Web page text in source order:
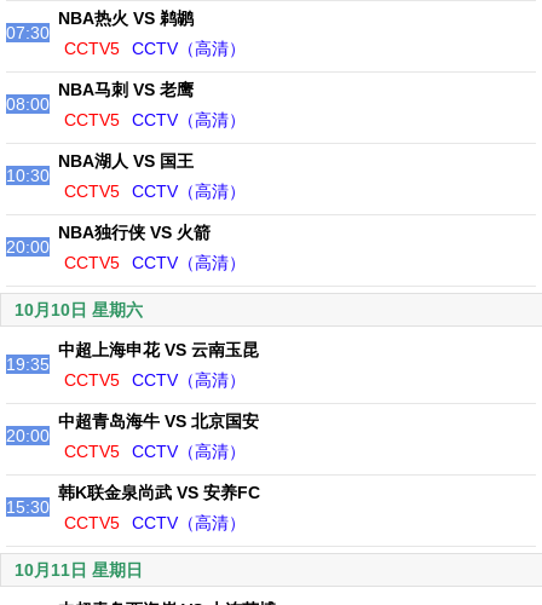
07:30
NBA热火 VS 鹈鹕
CCTV5
CCTV（高清）
08:00
NBA马刺 VS 老鹰
CCTV5
CCTV（高清）
10:30
NBA湖人 VS 国王
CCTV5
CCTV（高清）
20:00
NBA独行侠 VS 火箭
CCTV5
CCTV（高清）
10月10日 星期六
19:35
中超上海申花 VS 云南玉昆
CCTV5
CCTV（高清）
20:00
中超青岛海牛 VS 北京国安
CCTV5
CCTV（高清）
15:30
韩K联金泉尚武 VS 安养FC
CCTV5
CCTV（高清）
10月11日 星期日